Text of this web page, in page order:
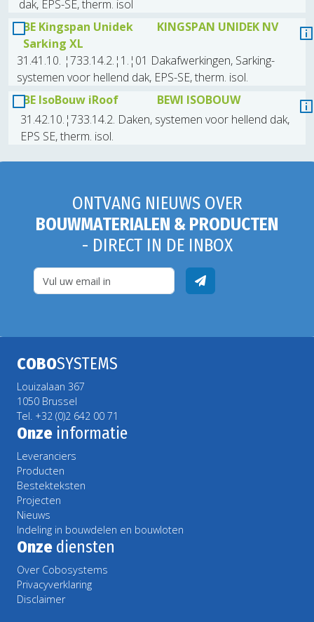
dak, EPS-SE, therm. isol
BE Kingspan Unidek
Sarking XL
KINGSPAN UNIDEK NV
31.41.10. ¦733.14.2.¦1.¦01 Dakafwerkingen, Sarking-
systemen voor hellend dak, EPS-SE, therm. isol.
BE IsoBouw iRoof
BEWI ISOBOUW
31.42.10.¦733.14.2. Daken, systemen voor hellend dak,
EPS SE, therm. isol.
ONTVANG NIEUWS OVER
BOUWMATERIALEN & PRODUCTEN
- DIRECT IN DE INBOX
COBOSYSTEMS
Louizalaan 367
1050 Brussel
Tel. +32 (0)2 642 00 71
Onze informatie
Leveranciers
Producten
Bestekteksten
Projecten
Nieuws
Indeling in bouwdelen en bouwloten
Onze diensten
Over Cobosystems
Privacyverklaring
Disclaimer